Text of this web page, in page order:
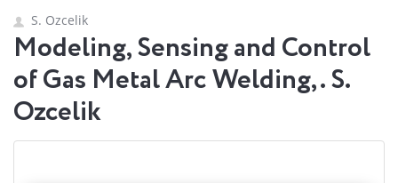
S. Ozcelik
Modeling, Sensing and Control
of Gas Metal Arc Welding,. S.
Ozcelik